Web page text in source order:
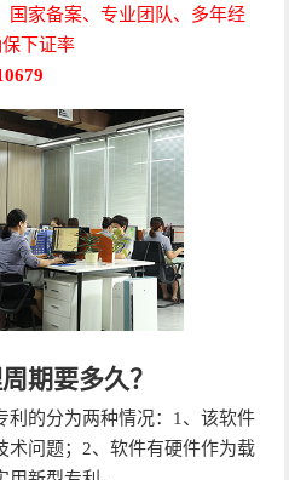
国家备案、专业团队、多年经
下证率
期要多久？
利的分为两种情况：1、该软件
术问题；2、软件有硬件作为载